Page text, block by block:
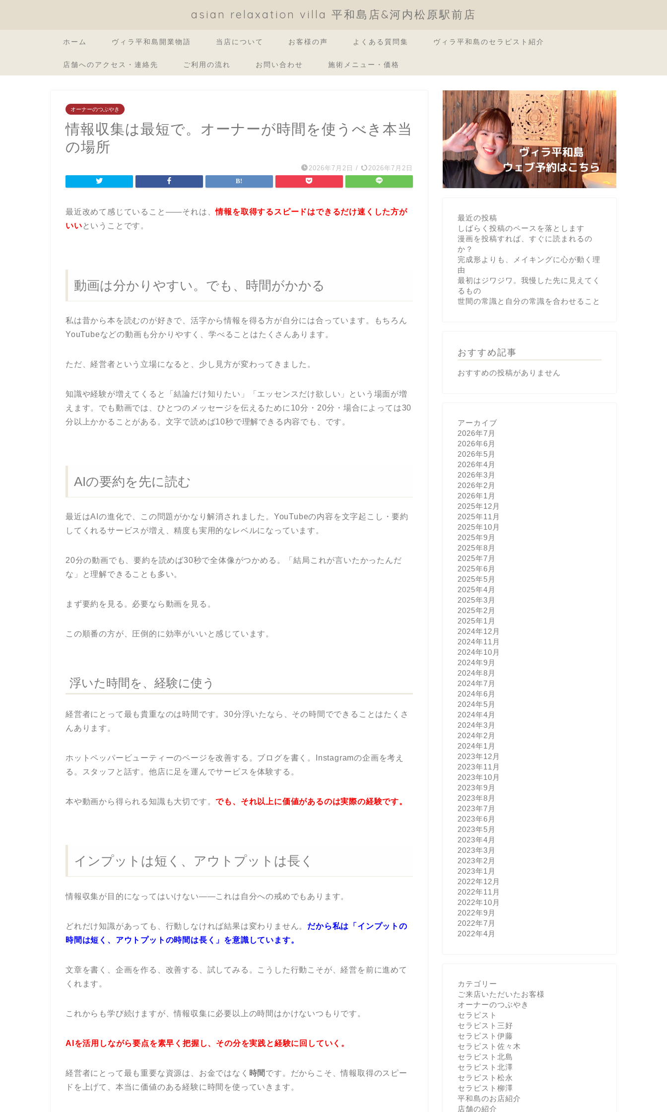
asian relaxation villa 平和島店&河内松原駅前店
ホーム ヴィラ平和島開業物語 当店について お客様の声 よくある質問集 ヴィラ平和島のセラピスト紹介
店舗へのアクセス・連絡先 ご利用の流れ お問い合わせ 施術メニュー・価格
オーナーのつぶやき
情報収集は最短で。オーナーが時間を使うべき本当
の場所
2026年7月2日 / 2026年7月2日
最近改めて感じていること——それは、情報を取得するスピードはできるだけ速くした方が
いい ということです。
動画は分かりやすい。でも、時間がかかる
私は昔から本を読むのが好きで、活字から情報を得る方が自分には合っています。もちろん
YouTubeなどの動画も分かりやすく、学べることはたくさんあります。
ただ、経営者という立場になると、少し見方が変わってきました。
知識や経験が増えてくると「結論だけ知りたい」「エッセンスだけ欲しい」という場面が増
えます。でも動画では、ひとつのメッセージを伝えるために10分・20分・場合によっては30
分以上かかることがある。文字で読めば10秒で理解できる内容でも、です。
AIの要約を先に読む
最近はAIの進化で、この問題がかなり解消されました。YouTubeの内容を文字起こし・要約
してくれるサービスが増え、精度も実用的なレベルになっています。
20分の動画でも、要約を読めば30秒で全体像がつかめる。「結局これが言いたかったんだ
な」と理解できることも多い。
まず要約を見る。必要なら動画を見る。
この順番の方が、圧倒的に効率がいいと感じています。
浮いた時間を、経験に使う
経営者にとって最も貴重なのは時間です。30分浮いたなら、その時間でできることはたくさ
んあります。
ホットペッパービューティーのページを改善する。ブログを書く。Instagramの企画を考え
る。スタッフと話す。他店に足を運んでサービスを体験する。
本や動画から得られる知識も大切です。でも、それ以上に価値があるのは実際の経験です。
インプットは短く、アウトプットは長く
情報収集が目的になってはいけない——これは自分への戒めでもあります。
どれだけ知識があっても、行動しなければ結果は変わりません。 だから私は「インプットの
時間は短く、アウトプットの時間は長く」を意識しています。
文章を書く、企画を作る、改善する、試してみる。こうした行動こそが、経営を前に進めて
くれます。
これからも学び続けますが、情報収集に必要以上の時間はかけないつもりです。
AIを活用しながら要点を素早く把握し、その分を実践と経験に回していく。
経営者にとって最も重要な資源は、お金ではなく 時間 です。だからこそ、情報取得のスピー
ドを上げて、本当に価値のある経験に時間を使っていきます。
最近の投稿
しばらく投稿のペースを落とします
漫画を投稿すれば、すぐに読まれるの
か？
完成形よりも、メイキングに心が動く理
由
最初はジワジワ。我慢した先に見えてく
るもの
世間の常識と自分の常識を合わせること
おすすめ記事
おすすめの投稿がありません
アーカイブ
2026年7月
2026年6月
2026年5月
2026年4月
2026年3月
2026年2月
2026年1月
2025年12月
2025年11月
2025年10月
2025年9月
2025年8月
2025年7月
2025年6月
2025年5月
2025年4月
2025年3月
2025年2月
2025年1月
2024年12月
2024年11月
2024年10月
2024年9月
2024年8月
2024年7月
2024年6月
2024年5月
2024年4月
2024年3月
2024年2月
2024年1月
2023年12月
2023年11月
2023年10月
2023年9月
2023年8月
2023年7月
2023年6月
2023年5月
2023年4月
2023年3月
2023年2月
2023年1月
2022年12月
2022年11月
2022年10月
2022年9月
2022年7月
2022年4月
カテゴリー
ご来店いただいたお客様
オーナーのつぶやき
セラピスト
セラピスト三好
セラピスト伊藤
セラピスト佐々木
セラピスト北島
セラピスト北澤
セラピスト松永
セラピスト柳澤
平和島のお店紹介
店舗の紹介